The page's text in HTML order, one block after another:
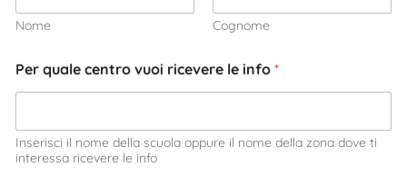
Nome Cognome
Per quale centro vuoi ricevere le info *
Inserisci il nome della scuola oppure il nome della zona dove ti
interessa ricevere le info